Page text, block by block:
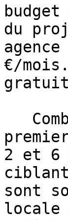
du
€/
2 et 6
sont
locale